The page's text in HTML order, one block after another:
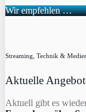
Wir empfehlen …
Streaming, Technik &
Aktuelle
Aktuell gibt es